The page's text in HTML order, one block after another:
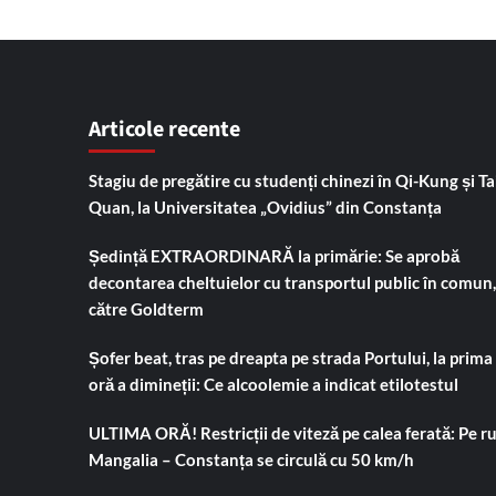
Articole recente
Stagiu de pregătire cu studenți chinezi în Qi-Kung și
Quan, la Universitatea „Ovidius” din Constanța
Ședință EXTRAORDINARĂ la primărie: Se aprobă
decontarea cheltuielor cu transportul public în comun,
către Goldterm
Șofer beat, tras pe dreapta pe strada Portului, la prima
oră a dimineții: Ce alcoolemie a indicat etilotestul
ULTIMA ORĂ! Restricții de viteză pe calea ferată: Pe
Mangalia – Constanța se circulă cu 50 km/h